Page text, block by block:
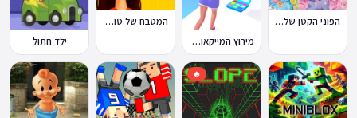
הפוני הקטן שלי: מסיבה בכפר
מירוץ המייקאובר Makeover Run
המטבח של טוקה בוקה
ילד חתול
🔥